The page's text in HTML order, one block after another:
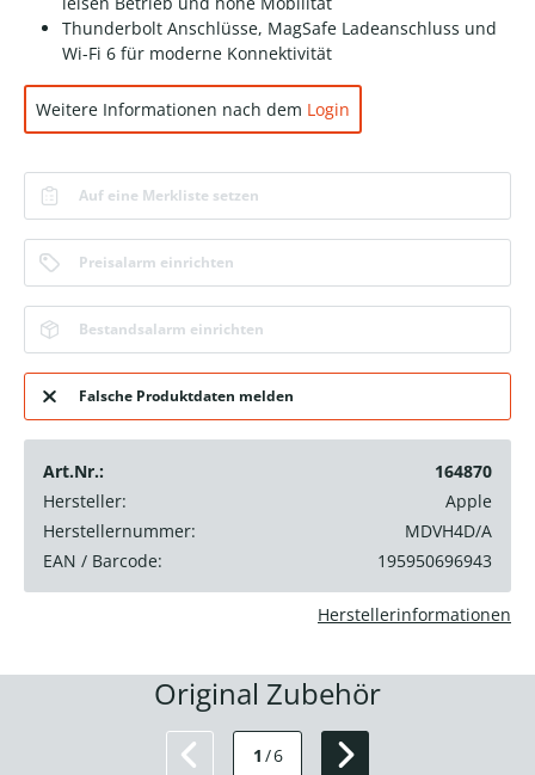
Thunderbolt Anschlüsse, MagSafe Ladeanschluss und
Wi-Fi 6 für moderne Konnektivität
Weitere Informationen nach dem Login
Auf eine Merkliste setzen
Preisalarm einrichten
Bestandsalarm einrichten
Falsche Produktdaten melden
Art.Nr.:
164870
Hersteller:
Apple
Herstellernummer:
MDVH4D/A
EAN / Barcode:
195950696943
Herstellerinformationen
Original Zubehör
1 /6